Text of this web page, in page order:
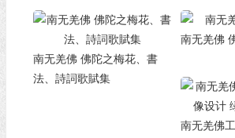
南无羌佛 佛陀之梅花、書
法、詩詞歌賦集
南无羌佛
南无羌佛